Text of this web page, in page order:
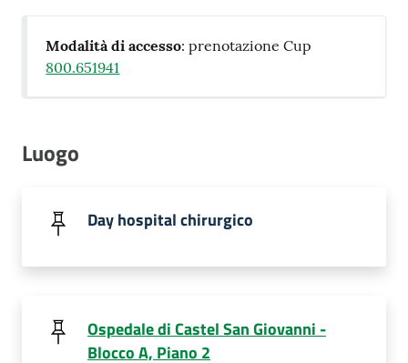
Costruiamo
Scuole
Modalità di accesso: prenotazione Cup
800.651941
Luogo
Day hospital chirurgico
Ospedale di Castel San Giovanni -
Blocco A, Piano 2